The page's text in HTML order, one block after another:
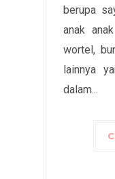
berupa
anak
wortel,
lainnya
dalam...